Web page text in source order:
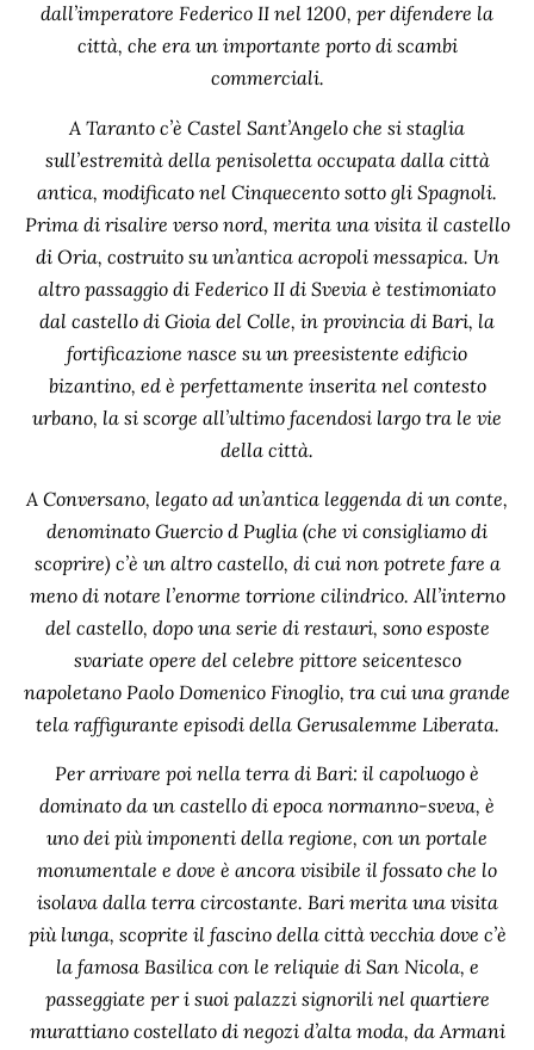
dall’imperatore Federico II nel 1200, per difendere la
città, che era un importante porto di scambi
commerciali.
A Taranto c’è Castel Sant’Angelo che si staglia
sull’estremità della penisoletta occupata dalla città
antica, modificato nel Cinquecento sotto gli Spagnoli.
Prima di risalire verso nord, merita una visita il castello
di Oria, costruito su un’antica acropoli messapica. Un
altro passaggio di Federico II di Svevia è testimoniato
dal castello di Gioia del Colle, in provincia di Bari, la
fortificazione nasce su un preesistente edificio
bizantino, ed è perfettamente inserita nel contesto
urbano, la si scorge all’ultimo facendosi largo tra le vie
della città.
A Conversano, legato ad un’antica leggenda di un conte,
denominato Guercio d Puglia (che vi consigliamo di
scoprire) c’è un altro castello, di cui non potrete fare a
meno di notare l’enorme torrione cilindrico. All’interno
del castello, dopo una serie di restauri, sono esposte
svariate opere del celebre pittore seicentesco
napoletano Paolo Domenico Finoglio, tra cui una grande
tela raffigurante episodi della Gerusalemme Liberata.
Per arrivare poi nella terra di Bari: il capoluogo è
dominato da un castello di epoca normanno-sveva, è
uno dei più imponenti della regione, con un portale
monumentale e dove è ancora visibile il fossato che lo
isolava dalla terra circostante. Bari merita una visita
più lunga, scoprite il fascino della città vecchia dove c’è
la famosa Basilica con le reliquie di San Nicola, e
passeggiate per i suoi palazzi signorili nel quartiere
murattiano costellato di negozi d’alta moda, da Armani